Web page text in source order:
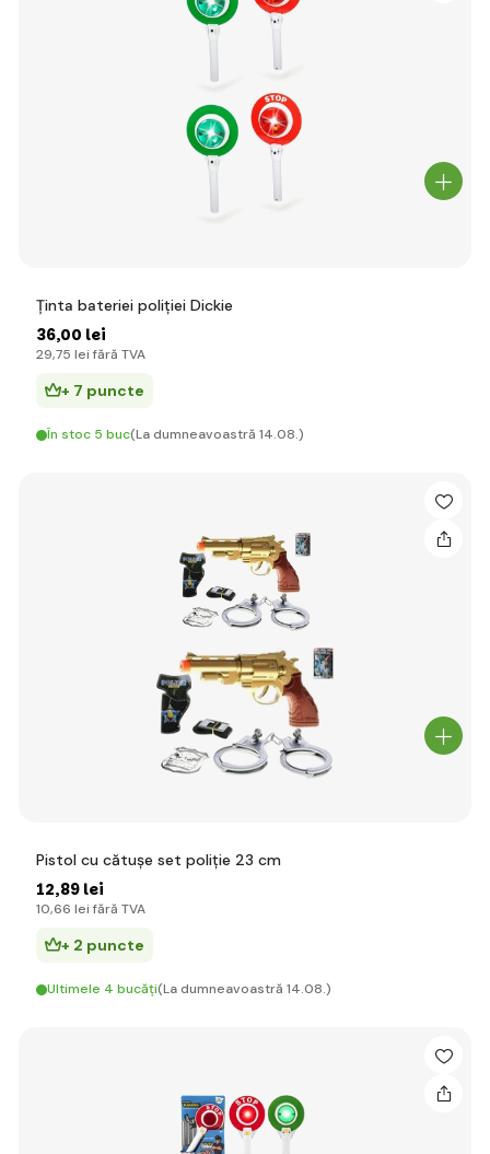
Ținta bateriei poliției Dickie
36,00 lei
29,75 lei fără TVA
+ 7 puncte
În stoc 5 buc(La dumneavoastră 14.08.)
Pistol cu cătușe set poliție 23 cm
12,89 lei
10,66 lei fără TVA
+ 2 puncte
Ultimele 4 bucăți(La dumneavoastră 14.08.)